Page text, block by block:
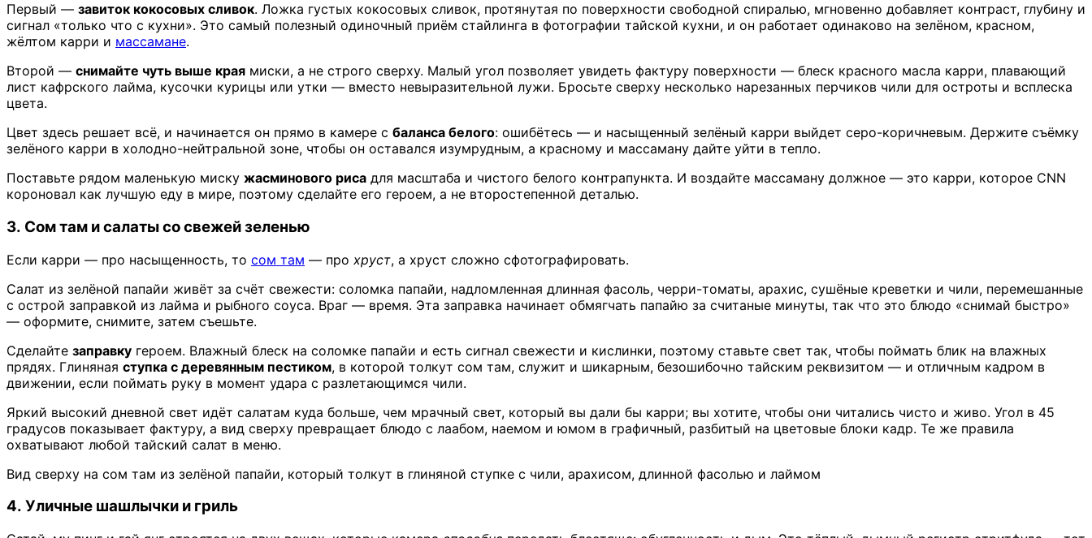
Первый — завиток кокосовых сливок. Ложка густых кокосовых сливок, протянутая по поверхности свободной спиралью, мгновенно добавляет контраст, глубину и
сигнал «только что с кухни». Это самый полезный одиночный приём стайлинга в фотографии тайской кухни, и он работает одинаково на зелёном, красном,
жёлтом карри и массамане.
Второй — снимайте чуть выше края миски, а не строго сверху. Малый угол позволяет увидеть фактуру поверхности — блеск красного масла карри, плавающий
лист кафрского лайма, кусочки курицы или утки — вместо невыразительной лужи. Бросьте сверху несколько нарезанных перчиков чили для остроты и всплеска
цвета.
Цвет здесь решает всё, и начинается он прямо в камере с баланса белого: ошибётесь — и насыщенный зелёный карри выйдет серо-коричневым. Держите съёмку
зелёного карри в холодно-нейтральной зоне, чтобы он оставался изумрудным, а красному и массаману дайте уйти в тепло.
Поставьте рядом маленькую миску жасминового риса для масштаба и чистого белого контрапункта. И воздайте массаману должное — это карри, которое CNN
короновал как лучшую еду в мире, поэтому сделайте его героем, а не второстепенной деталью.
3. Сом там и салаты со свежей зеленью
Если карри — про насыщенность, то сом там — про хруст, а хруст сложно сфотографировать.
Салат из зелёной папайи живёт за счёт свежести: соломка папайи, надломленная длинная фасоль, черри-томаты, арахис, сушёные креветки и чили, перемешанные
с острой заправкой из лайма и рыбного соуса. Враг — время. Эта заправка начинает обмягчать папайю за считаные минуты, так что это блюдо «снимай быстро»
— оформите, снимите, затем съешьте.
Сделайте заправку героем. Влажный блеск на соломке папайи и есть сигнал свежести и кислинки, поэтому ставьте свет так, чтобы поймать блик на влажных
прядях. Глиняная ступка с деревянным пестиком, в которой толкут сом там, служит и шикарным, безошибочно тайским реквизитом — и отличным кадром в
движении, если поймать руку в момент удара с разлетающимся чили.
Яркий высокий дневной свет идёт салатам куда больше, чем мрачный свет, который вы дали бы карри; вы хотите, чтобы они читались чисто и живо. Угол в 45
градусов показывает фактуру, а вид сверху превращает блюдо с лаабом, наемом и юмом в графичный, разбитый на цветовые блоки кадр. Те же правила
охватывают любой тайский салат в меню.
Вид сверху на сом там из зелёной папайи, который толкут в глиняной ступке с чили, арахисом, длинной фасолью и лаймом
4. Уличные шашлычки и гриль